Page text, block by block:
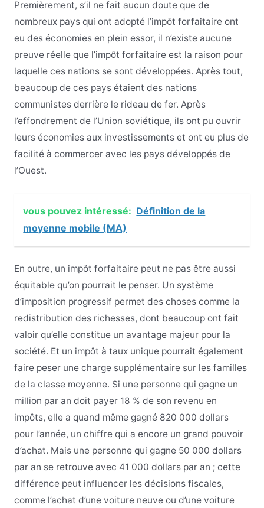
Premièrement, s’il ne fait aucun doute que de
nombreux pays qui ont adopté l’impôt forfaitaire ont
eu des économies en plein essor, il n’existe aucune
preuve réelle que l’impôt forfaitaire est la raison pour
laquelle ces nations se sont développées. Après tout,
beaucoup de ces pays étaient des nations
communistes derrière le rideau de fer. Après
l’effondrement de l’Union soviétique, ils ont pu ouvrir
leurs économies aux investissements et ont eu plus de
facilité à commercer avec les pays développés de
l’Ouest.
vous pouvez intéressé: Définition de la
moyenne mobile (MA)
En outre, un impôt forfaitaire peut ne pas être aussi
équitable qu’on pourrait le penser. Un système
d’imposition progressif permet des choses comme la
redistribution des richesses, dont beaucoup ont fait
valoir qu’elle constitue un avantage majeur pour la
société. Et un impôt à taux unique pourrait également
faire peser une charge supplémentaire sur les familles
de la classe moyenne. Si une personne qui gagne un
million par an doit payer 18 % de son revenu en
impôts, elle a quand même gagné 820 000 dollars
pour l’année, un chiffre qui a encore un grand pouvoir
d’achat. Mais une personne qui gagne 50 000 dollars
par an se retrouve avec 41 000 dollars par an ; cette
différence peut influencer les décisions fiscales,
comme l’achat d’une voiture neuve ou d’une voiture